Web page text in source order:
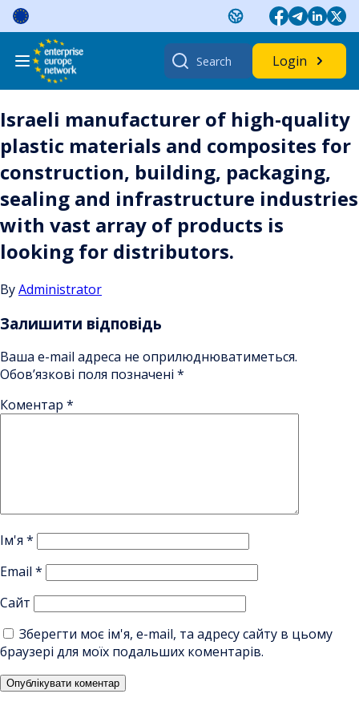
Skip
content
Search
for:
Login
Israeli manufacturer of high-quality
plastic materials and composites for
construction, building, packaging,
sealing and infrastructure industries
with vast array of products is
looking for distributors.
ByAdministrator
Залишити відповідь
Ваша e-mail адреса не оприлюднюватиметься.
Обов’язкові поля позначені *
Коментар *
Ім'я *
Email *
Сайт
Зберегти моє ім'я, e-mail, та адресу сайту в цьому
браузері для моїх подальших коментарів.